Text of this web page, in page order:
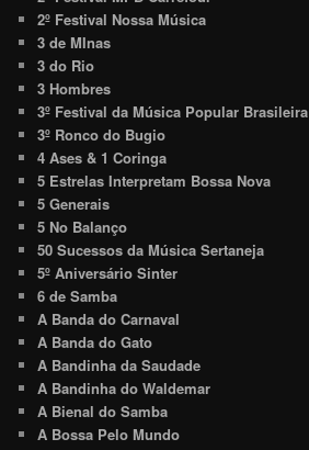
2º Festival Nossa Música
3 de MInas
3 do Rio
3 Hombres
3º Festival da Música Popular Brasileira
3º Ronco do Bugio
4 Ases & 1 Coringa
5 Estrelas Interpretam Bossa Nova
5 Generais
5 No Balanço
50 Sucessos da Música Sertaneja
5º Aniversário Sinter
6 de Samba
A Banda do Carnaval
A Banda do Gato
A Bandinha da Saudade
A Bandinha do Waldemar
A Bienal do Samba
A Bossa Pelo Mundo